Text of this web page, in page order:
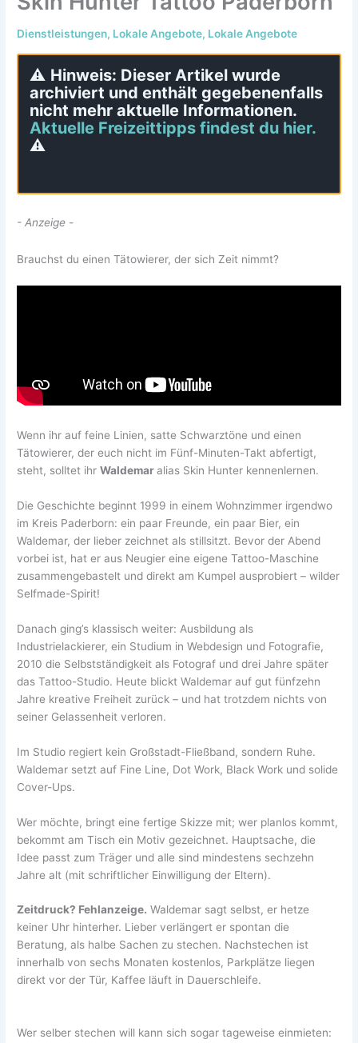
Dienstleistungen, Lokale Angebote, Lokale Angebote
⚠️ Hinweis: Dieser Artikel wurde
archiviert und enthält gegebenenfalls
nicht mehr aktuelle Informationen.
Aktuelle Freizeittipps findest du hier.
⚠️
- Anzeige -
Brauchst du einen Tätowierer, der sich Zeit nimmt?
Wenn ihr auf feine Linien, satte Schwarztöne und einen
Tätowierer, der euch nicht im Fünf-Minuten-Takt abfertigt,
steht, solltet ihrWaldemaralias Skin Hunter kennenlernen.
Die Geschichte beginnt 1999 in einem Wohnzimmer irgendwo
im Kreis Paderborn: ein paar Freunde, ein paar Bier, ein
Waldemar, der lieber zeichnet als stillsitzt. Bevor der Abend
vorbei ist, hat er aus Neugier eine eigene Tattoo-Maschine
zusammengebastelt und direkt am Kumpel ausprobiert – wilder
Selfmade-Spirit!
Danach ging’s klassisch weiter: Ausbildung als
Industrielackierer, ein Studium in Webdesign und Fotografie,
2010 die Selbstständigkeit als Fotograf und drei Jahre später
das Tattoo-Studio. Heute blickt Waldemar auf gut fünfzehn
Jahre kreative Freiheit zurück – und hat trotzdem nichts von
seiner Gelassenheit verloren.
Im Studio regiert kein Großstadt-Fließband, sondern Ruhe.
Waldemar setzt auf Fine Line, Dot Work, Black Work und solide
Cover-Ups.
Wer möchte, bringt eine fertige Skizze mit; wer planlos kommt,
bekommt am Tisch ein Motiv gezeichnet. Hauptsache, die
Idee passt zum Träger und alle sind mindestens sechzehn
Jahre alt (mit schriftlicher Einwilligung der Eltern).
Zeitdruck? Fehlanzeige. Waldemar sagt selbst, er hetze
keiner Uhr hinterher. Lieber verlängert er spontan die
Beratung, als halbe Sachen zu stechen. Nachstechen ist
innerhalb von sechs Monaten kostenlos, Parkplätze liegen
direkt vor der Tür, Kaffee läuft in Dauerschleife.
Wer selber stechen will kann sich sogar tageweise einmieten: